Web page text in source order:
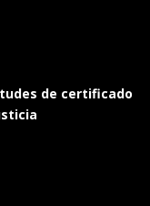
de certificado